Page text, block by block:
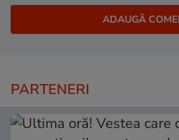
PARTENERI